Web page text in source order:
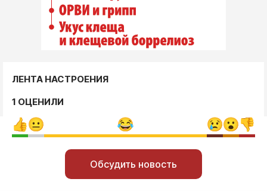
ЛЕНТА НАСТРОЕНИЯ
1 ОЦЕНИЛИ
Обсудить новость